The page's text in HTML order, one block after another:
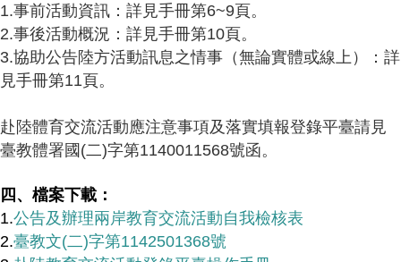
1.事前活動資訊：詳見手冊第6~9頁。
2.事後活動概況：詳見手冊第10頁。
3.協助公告陸方活動訊息之情事（無論實體或線上）：詳
見手冊第11頁。
赴陸體育交流活動應注意事項及落實填報登錄平臺請見
臺教體署國(二)字第1140011568號函。
四、檔案下載：
1.公告及辦理兩岸教育交流活動自我檢核表
2.臺教文(二)字第1142501368號